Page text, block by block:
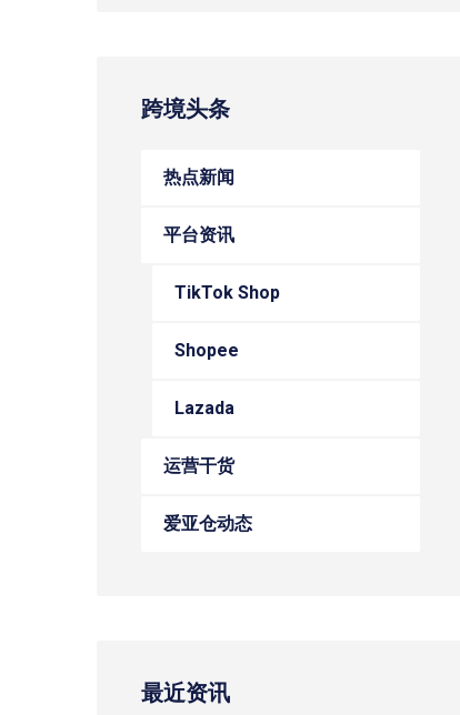
跨境头条
热点新闻
平台资讯
TikTok Shop
Shopee
Lazada
运营干货
爱亚仓动态
最近资讯